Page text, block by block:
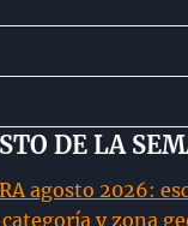
DE LA
agosto 2026:
y zona